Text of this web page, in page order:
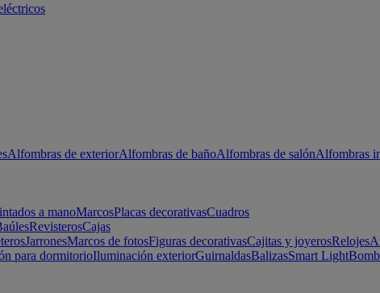
Alfombras de exteriorAlfombras de bañoAlfombras de salónAlfombras
a manoMarcosPlacas decorativasCuadros
RevisterosCajas
JarronesMarcos de fotosFiguras decorativasCajitas y joyerosRelojes
para dormitorioIluminación exteriorGuirnaldasBalizasSmart Light